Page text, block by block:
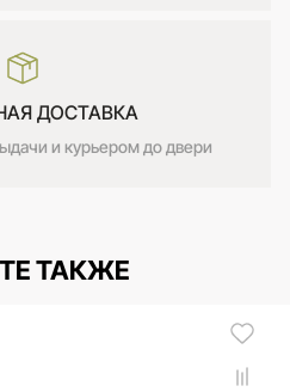
ДОСТАВКА
и курьером до двери
ТАКЖЕ